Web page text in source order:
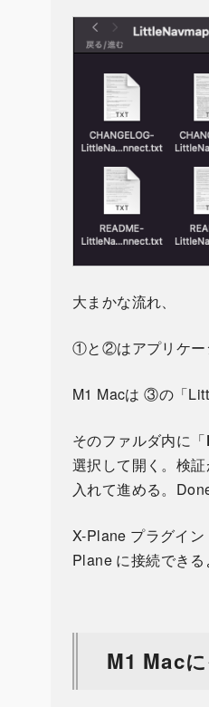
大まかな流れ、
①と②はアプリケー
M1 Macは ③の「
そのファルダ内に「
選択して開く。検
入れて進める。
X-Plane プラグイ
Plane に接続できる
M1 Mac